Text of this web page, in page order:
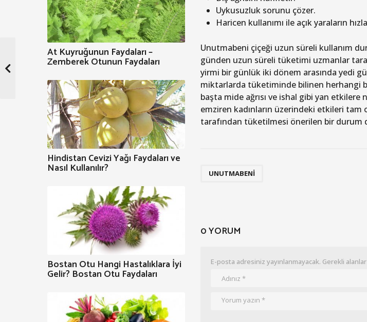
Uykusuzluk sorunu çözer.
Haricen kullanımı ile açık yaraların
Unutmabeni çiçeği uzun süreli kullanım
günden uzun süreli tüketimi uzmanlar
yirmi bir günlük iki dönem arasında yedi
miktarlarda tüketiminde bilinen herhangi
başta mide ağrısı ve ishal gibi yan
emziren kadınların üzerindeki etkileri
tarafından tüketilmesi önerilen bir durum
UNUTMABENI
0 YORUM
E-posta adresiniz yayınlanmayacak. Gerekli alanlar
At Kuyruğunun Faydaları –
Zemberek Otunun Faydaları
Hindistan Cevizi Yağı Faydaları ve
Nasıl Kullanılır?
Bostan Otu Hangi Hastalıklara İyi
Gelir? Bostan Otu Faydaları